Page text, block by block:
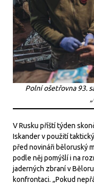
Polní ošetřovna 93.
V Rusku příští týden
Iskander v použití
před novináři běloruský
podle něj pomýšlí i na
jaderných zbraní v
konfrontaci. „Pokud